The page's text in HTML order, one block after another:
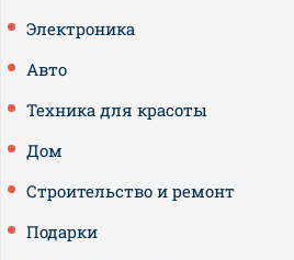
Электроника
Авто
Техника для красоты
Дом
Строительство и ремонт
Подарки